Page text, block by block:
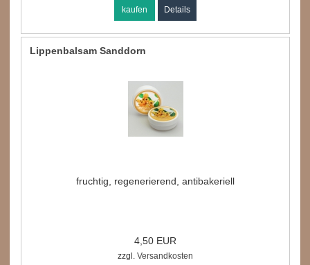
kaufen Details
Lippenbalsam Sanddorn
fruchtig, regenerierend, antibakeriell
4,50 EUR
zzgl. Versandkosten